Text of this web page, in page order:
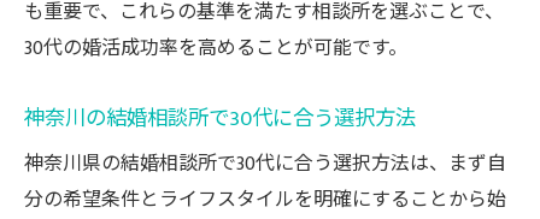
視点
も重要で、これらの基準を満たす相談所を選ぶことで、
30代の婚活成功率を高めることが可能です。
神奈川の結婚相談所で30代に合う選択方法
神奈川県の結婚相談所で30代に合う選択方法は、まず自
分の希望条件とライフスタイルを明確にすることから始